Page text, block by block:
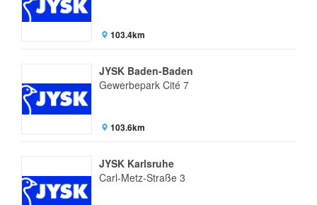
103.4km
JYSK Baden-Baden
Gewerbepark Cité 7
103.6km
JYSK Karlsruhe
Carl-Metz-Straße 3